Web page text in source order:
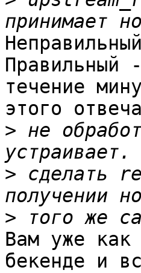
Правильный
течение
этого
> не
> сделать
>
Вам уже как
бекенде и